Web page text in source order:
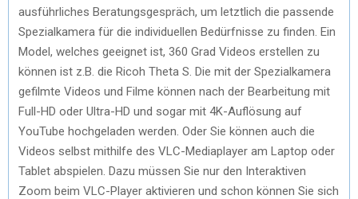
ausführliches Beratungsgespräch, um letztlich die passende
Spezialkamera für die individuellen Bedürfnisse zu finden. Ein
Model, welches geeignet ist, 360 Grad Videos erstellen zu
können ist z.B. die Ricoh Theta S. Die mit der Spezialkamera
gefilmte Videos und Filme können nach der Bearbeitung mit
Full-HD oder Ultra-HD und sogar mit 4K-Auflösung auf
YouTube hochgeladen werden. Oder Sie können auch die
Videos selbst mithilfe des VLC-Mediaplayer am Laptop oder
Tablet abspielen. Dazu müssen Sie nur den Interaktiven
Zoom beim VLC-Player aktivieren und schon können Sie sich